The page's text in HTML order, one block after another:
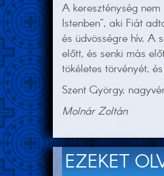
A kereszténység
Istenben”, aki Fiát
és üdvösségre hív. A
előtt, és senki más
tökéletes törvényét,
Szent György,
Molnár Zoltán
EZEKET